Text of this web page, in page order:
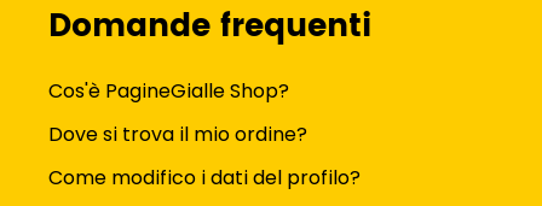
Domande frequenti
Cos'è PagineGialle Shop?
Dove si trova il mio ordine?
Come modifico i dati del profilo?